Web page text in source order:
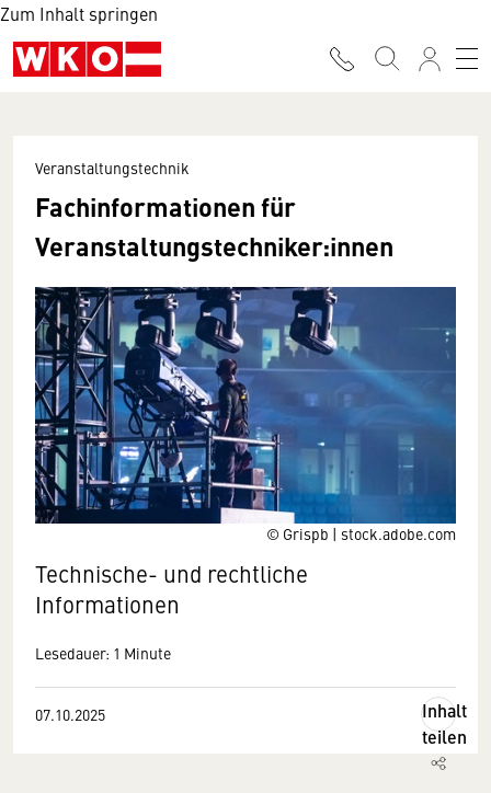
Zum Inhalt springen
© Grispb | stock.adobe.com
Veranstaltungstechnik
Fachinformationen für
Veranstaltungstechniker:innen
Technische- und rechtliche
Informationen
Lesedauer: 1 Minute
07.10.2025
Inhalt
teilen